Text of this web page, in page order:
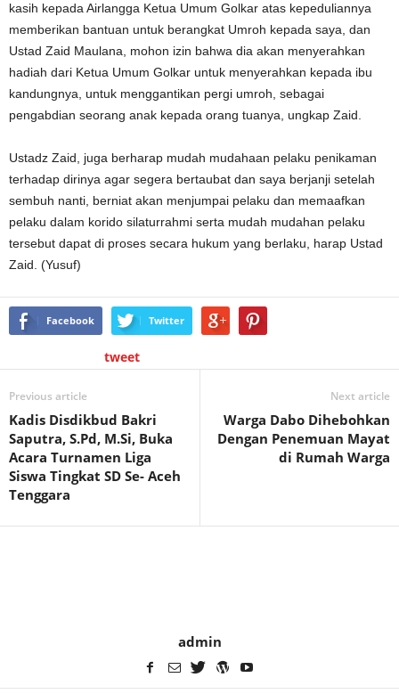
kasih kepada Airlangga Ketua Umum Golkar atas kepeduliannya
memberikan bantuan untuk berangkat Umroh kepada saya, dan
Ustad Zaid Maulana, mohon izin bahwa dia akan menyerahkan
hadiah dari Ketua Umum Golkar untuk menyerahkan kepada ibu
kandungnya, untuk menggantikan pergi umroh, sebagai
pengabdian seorang anak kepada orang tuanya, ungkap Zaid.
Ustadz Zaid, juga berharap mudah mudahaan pelaku penikaman
terhadap dirinya agar segera bertaubat dan saya berjanji setelah
sembuh nanti, berniat akan menjumpai pelaku dan memaafkan
pelaku dalam korido silaturrahmi serta mudah mudahan pelaku
tersebut dapat di proses secara hukum yang berlaku, harap Ustad
Zaid. (Yusuf)
Facebook Twitter
tweet
Previous article
Kadis Disdikbud Bakri
Saputra, S.Pd, M.Si, Buka
Acara Turnamen Liga
Siswa Tingkat SD Se- Aceh
Tenggara
Next article
Warga Dabo Dihebohkan
Dengan Penemuan Mayat
di Rumah Warga
admin